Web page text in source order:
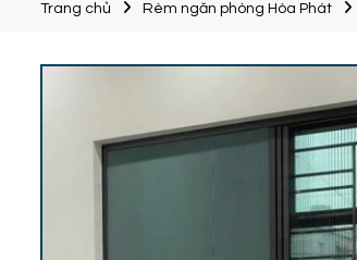
Trang chủ Rèm ngăn phòng Hòa Phát